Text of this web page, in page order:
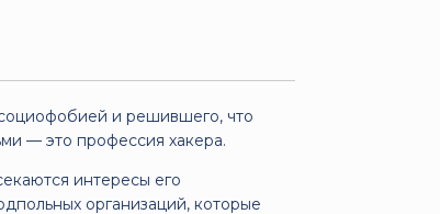
и решившего, что
— это профессия хакера.
интересы его
организаций, которые